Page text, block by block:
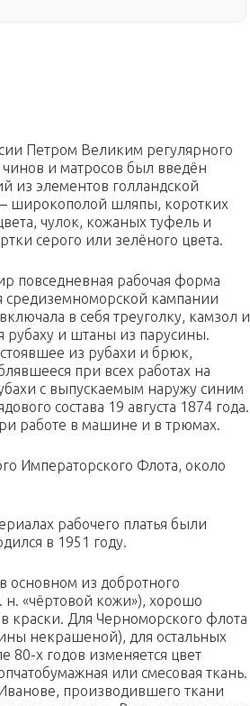
Петром Великим регулярного
и матросов был введён
из элементов голландской
широкополой шляпы, коротких
чулок, кожаных туфель и
серого или зелёного цвета.
повседневная рабочая форма
средиземноморской кампании
в себя треуголку, камзол и
рубаху и штаны из парусины.
из рубахи и брюк,
при всех работах на
с выпускаемым наружу синим
состава 19 августа 1874 года.
работе в машине и в трюмах.
Императорского Флота, около
рабочего платья были
в 1951 году.
из добротного
н. «чёртовой кожи»), хорошо
краски. Для Черноморского флота
некрашеной), для остальных
80-х годов изменяется цвет
или смесовая ткань.
производившего ткани